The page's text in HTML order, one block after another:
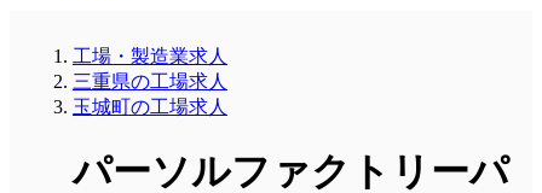
工場・製造業求人
三重県の工場求人
玉城町の工場求人
パーソルファクトリーパ